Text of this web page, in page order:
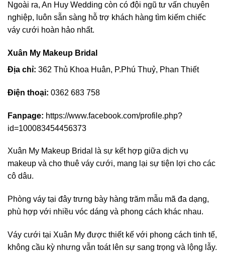
Ngoài ra, An Huy Wedding còn có đội ngũ tư vấn chuyên
nghiệp, luôn sẵn sàng hỗ trợ khách hàng tìm kiếm chiếc
váy cưới hoàn hảo nhất.
Xuân My Makeup Bridal
Địa chỉ: 362 Thủ Khoa Huân, P.Phú Thuỷ, Phan Thiết
Điện thoại: 0362 683 758
Fanpage: https://www.facebook.com/profile.php?
id=100083454456373
Xuân My Makeup Bridal là sự kết hợp giữa dịch vụ
makeup và cho thuê váy cưới, mang lại sự tiện lợi cho các
cô dâu.
Phòng váy tại đây trưng bày hàng trăm mẫu mã đa dạng,
phù hợp với nhiều vóc dáng và phong cách khác nhau.
Váy cưới tại Xuân My được thiết kế với phong cách tinh tế,
không cầu kỳ nhưng vẫn toát lên sự sang trọng và lộng lẫy.